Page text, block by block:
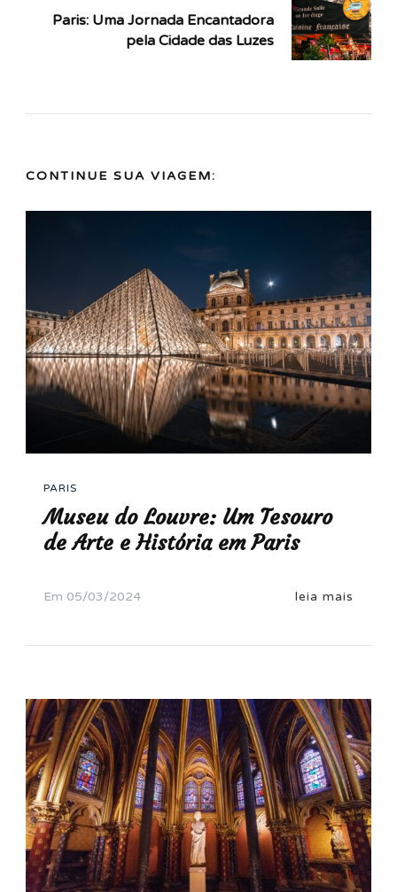
Paris: Uma Jornada Encantadora
pela Cidade das Luzes
CONTINUE SUA VIAGEM:
PARIS
Museu do Louvre: Um Tesouro
de Arte e História em Paris
Em 05/03/2024 leia mais